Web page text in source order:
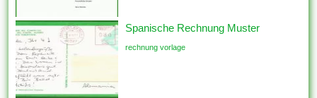
Spanische Rechnung Muster
rechnung vorlage